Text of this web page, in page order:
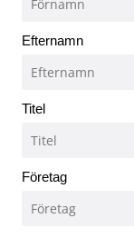
Efternamn
Titel
Företag